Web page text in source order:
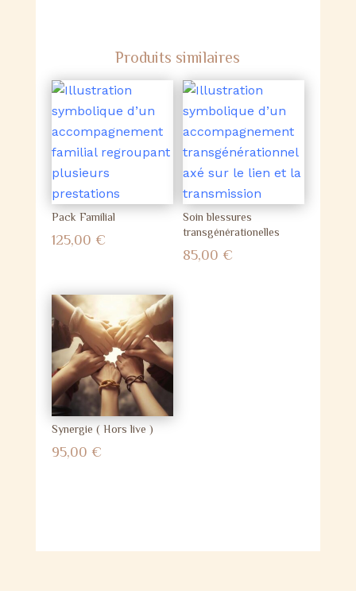
Produits similaires
Pack Familial
125,00 €
Soin blessures
transgénérationelles
85,00 €
Synergie ( Hors live )
95,00 €